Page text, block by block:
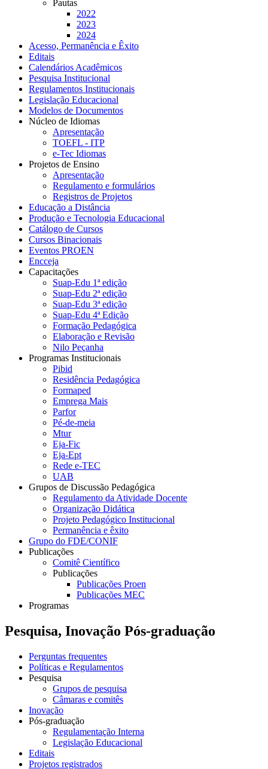
Pautas
2022
2023
2024
Acesso, Permanência e Êxito
Editais
Calendários Acadêmicos
Pesquisa Institucional
Regulamentos Institucionais
Legislação Educacional
Modelos de Documentos
Núcleo de Idiomas
Apresentação
TOEFL - ITP
e-Tec Idiomas
Projetos de Ensino
Apresentação
Regulamento e formulários
Registros de Projetos
Educação a Distância
Produção e Tecnologia Educacional
Catálogo de Cursos
Cursos Binacionais
Eventos PROEN
Encceja
Capacitações
Suap-Edu 1ª edição
Suap-Edu 2ª edição
Suap-Edu 3ª edição
Suap-Edu 4ª Edição
Formação Pedagógica
Elaboração e Revisão
Nilo Peçanha
Programas Institucionais
Pibid
Residência Pedagógica
Formaped
Emprega Mais
Parfor
Pé-de-meia
Mtur
Eja-Fic
Eja-Ept
Rede e-TEC
UAB
Grupos de Discussão Pedagógica
Regulamento da Atividade Docente
Organização Didática
Projeto Pedagógico Institucional
Permanência e êxito
Grupo do FDE/CONIF
Publicações
Comitê Científico
Publicações
Publicações Proen
Publicações MEC
Programas
Pesquisa, Inovação Pós-graduação
Perguntas frequentes
Políticas e Regulamentos
Pesquisa
Grupos de pesquisa
Câmaras e comitês
Inovação
Pós-graduação
Regulamentação Interna
Legislação Educacional
Editais
Projetos registrados